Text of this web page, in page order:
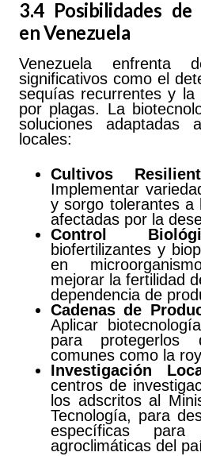
3.4 Posibilidades de
en Venezuela
Venezuela enfrenta
significativos como el
sequías recurrentes y la
por plagas. La
soluciones adaptadas
locales:
Cultivos
Implementar
y sorgo tolerantes a
afectadas por la
Control
biofertilizantes y
en
mejorar la fertilidad
dependencia de
Cadenas de
Aplicar
para protegerlos
comunes como la
Investigación
centros de
los adscritos al
Tecnología, para
específicas para
agroclimáticas del